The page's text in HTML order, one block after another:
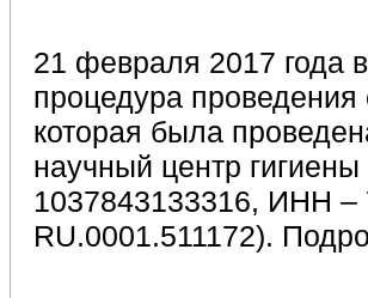
21 февраля 2017 года
процедура
которая была
научный центр
1037843133316, ИНН –
RU.0001.511172).